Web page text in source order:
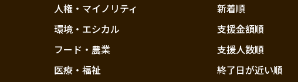
人権・マイノリティ
環境・エシカル
フード・農業
医療・福祉
新着順
支援金額順
支援人数順
終了日が近い順